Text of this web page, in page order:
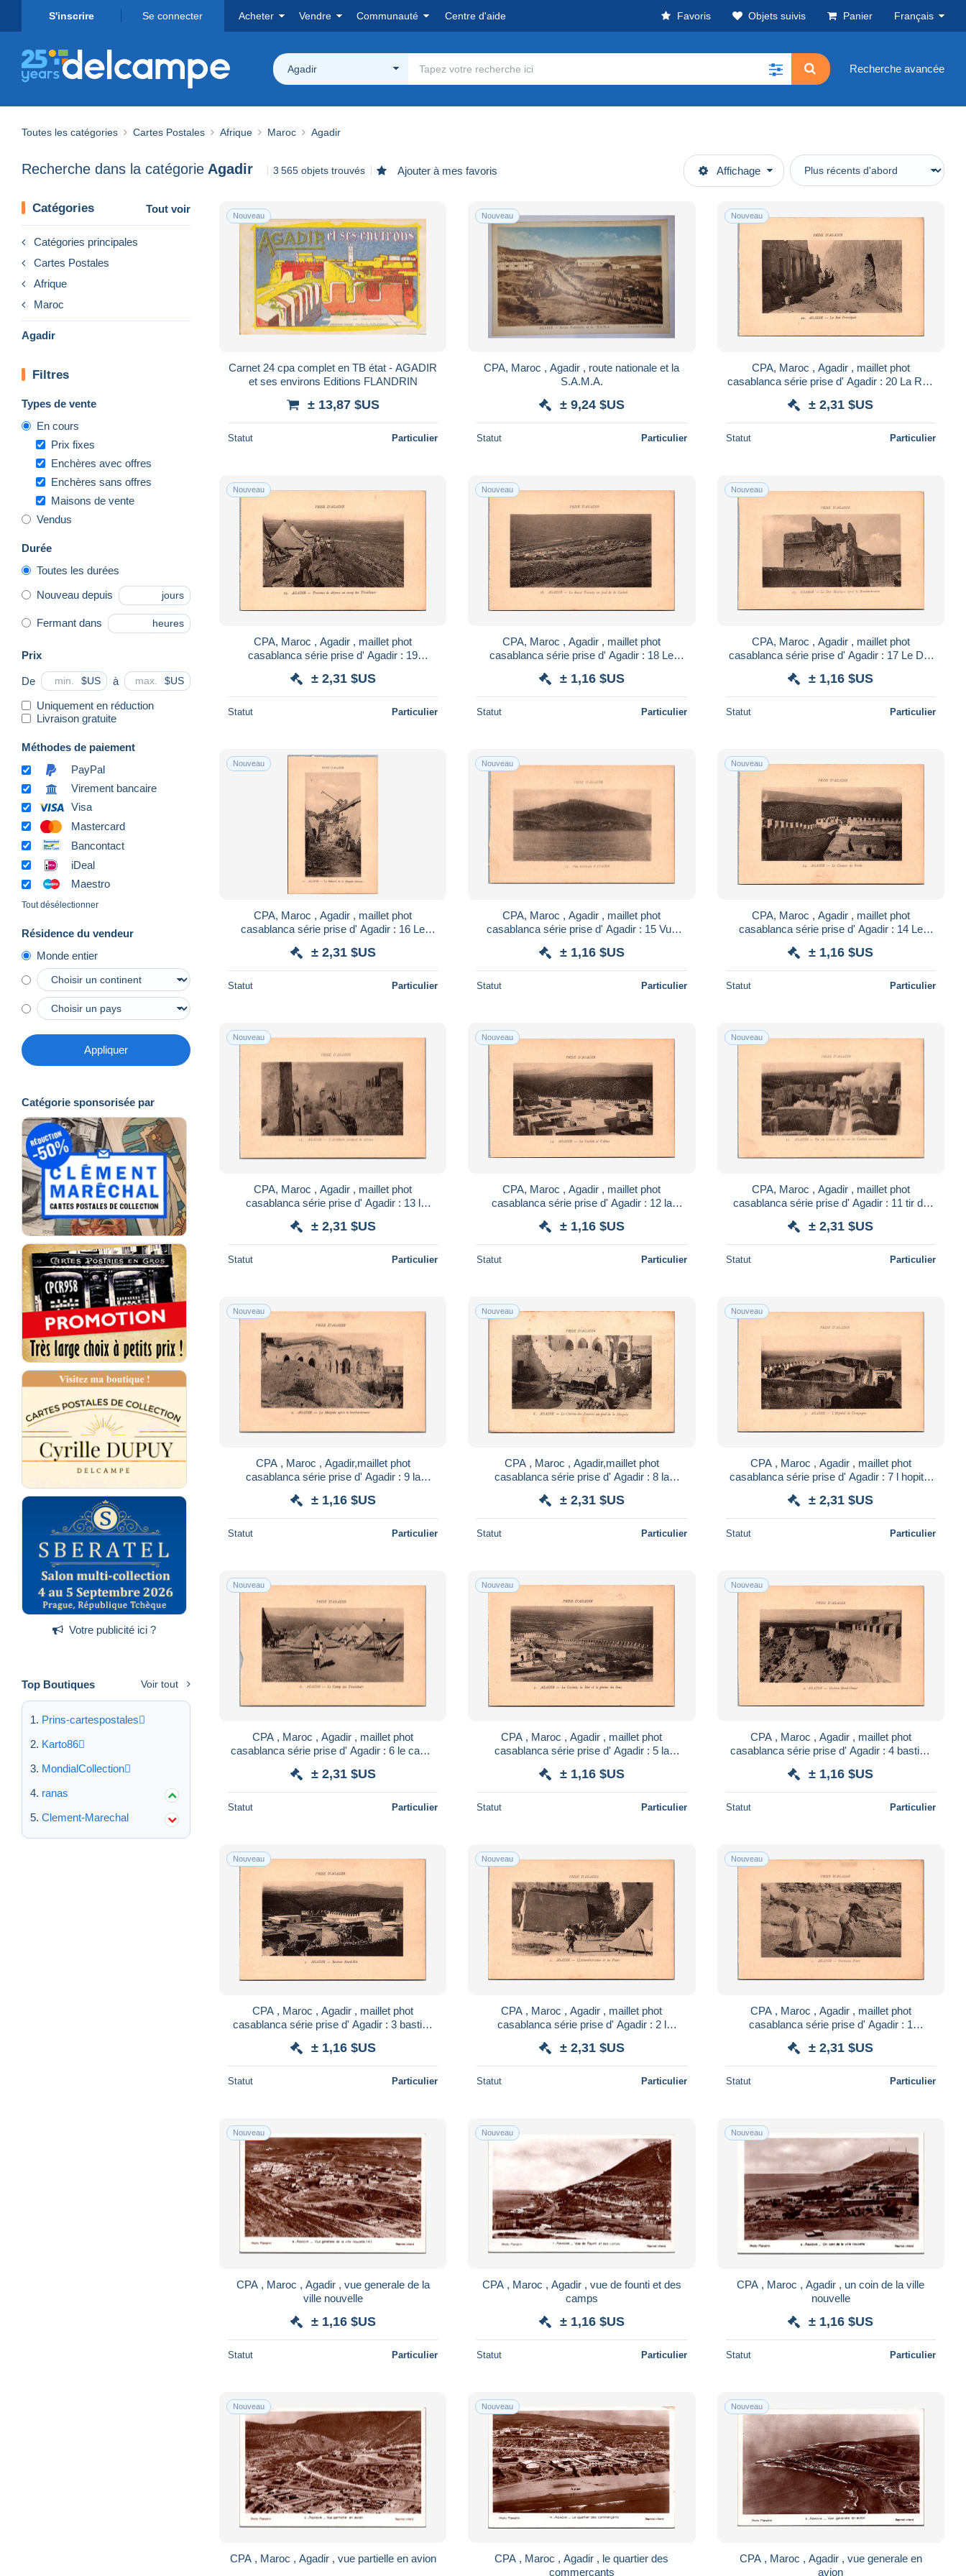
S'inscrire Se connecter Acheter Vendre Communauté Centre d'aide Favoris Objets suivis Panier Français
Agadir Recherche avancée
Toutes les catégories Cartes Postales Afrique Maroc Agadir
Recherche dans la catégorie Agadir 3 565 objets trouvés Ajouter à mes favoris Affichage
Catégories Tout voir
Catégories principales
Cartes Postales
Afrique
Maroc
Agadir
Filtres
Types de vente
En cours
Prix fixes
Enchères avec offres
Enchères sans offres
Maisons de vente
Vendus
Durée
Toutes les durées
Nouveau depuis jours
Fermant dans heures
Prix
De $US à $US
Uniquement en réduction
Livraison gratuite
Méthodes de paiement
PayPal
Virement bancaire
Visa
Mastercard
Bancontact
iDeal
Maestro
Tout désélectionner
Résidence du vendeur
Monde entier
Appliquer
Catégorie sponsorisée par
Votre publicité ici ?
Top Boutiques Voir tout
Prins-cartespostales
Karto86
MondialCollection
ranas
Clement-Marechal
Nouveau
Carnet 24 cpa complet en TB état - AGADIR
et ses environs Editions FLANDRIN
± 13,87 $US
Statut Particulier
Nouveau
CPA, Maroc , Agadir , route nationale et la
S.A.M.A.
± 9,24 $US
Statut Particulier
Nouveau
CPA, Maroc , Agadir , maillet phot
casablanca série prise d' Agadir : 20 La Rue
± 2,31 $US
Statut Particulier
Nouveau
CPA, Maroc , Agadir , maillet phot
casablanca série prise d' Agadir : 19
± 2,31 $US
Statut Particulier
Nouveau
CPA, Maroc , Agadir , maillet phot
casablanca série prise d' Agadir : 18 Le
± 1,16 $US
Statut Particulier
Nouveau
CPA, Maroc , Agadir , maillet phot
casablanca série prise d' Agadir : 17 Le Dar
± 1,16 $US
Statut Particulier
Nouveau
CPA, Maroc , Agadir , maillet phot
casablanca série prise d' Agadir : 16 Le
± 2,31 $US
Statut Particulier
Nouveau
CPA, Maroc , Agadir , maillet phot
casablanca série prise d' Agadir : 15 Vue
± 1,16 $US
Statut Particulier
Nouveau
CPA, Maroc , Agadir , maillet phot
casablanca série prise d' Agadir : 14 Le
± 1,16 $US
Statut Particulier
Nouveau
CPA, Maroc , Agadir , maillet phot
casablanca série prise d' Agadir : 13 l
± 2,31 $US
Statut Particulier
Nouveau
CPA, Maroc , Agadir , maillet phot
casablanca série prise d' Agadir : 12 la
± 1,16 $US
Statut Particulier
Nouveau
CPA, Maroc , Agadir , maillet phot
casablanca série prise d' Agadir : 11 tir du
± 2,31 $US
Statut Particulier
Nouveau
CPA , Maroc , Agadir,maillet phot
casablanca série prise d' Agadir : 9 la
± 1,16 $US
Statut Particulier
Nouveau
CPA , Maroc , Agadir,maillet phot
casablanca série prise d' Agadir : 8 la
1915
± 2,31 $US
Statut Particulier
Nouveau
CPA , Maroc , Agadir , maillet phot
casablanca série prise d' Agadir : 7 l hopital
± 2,31 $US
Statut Particulier
Nouveau
CPA , Maroc , Agadir , maillet phot
casablanca série prise d' Agadir : 6 le camp
± 2,31 $US
Statut Particulier
Nouveau
CPA , Maroc , Agadir , maillet phot
casablanca série prise d' Agadir : 5 la
± 1,16 $US
Statut Particulier
Nouveau
CPA , Maroc , Agadir , maillet phot
casablanca série prise d' Agadir : 4 bastion
± 1,16 $US
Statut Particulier
Nouveau
CPA , Maroc , Agadir , maillet phot
casablanca série prise d' Agadir : 3 bastion
± 1,16 $US
Statut Particulier
Nouveau
CPA , Maroc , Agadir , maillet phot
casablanca série prise d' Agadir : 2 l
± 2,31 $US
Statut Particulier
Nouveau
CPA , Maroc , Agadir , maillet phot
casablanca série prise d' Agadir : 1
± 2,31 $US
Statut Particulier
Nouveau
CPA , Maroc , Agadir , vue generale de la
ville nouvelle
± 1,16 $US
Statut Particulier
Nouveau
CPA , Maroc , Agadir , vue de founti et des
camps
± 1,16 $US
Statut Particulier
Nouveau
CPA , Maroc , Agadir , un coin de la ville
nouvelle
± 1,16 $US
Statut Particulier
Nouveau
CPA , Maroc , Agadir , vue partielle en avion
Nouveau
CPA , Maroc , Agadir , le quartier des
commercants
Nouveau
CPA , Maroc , Agadir , vue generale en
avion